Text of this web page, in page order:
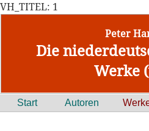
VH_TITEL: 1
Peter
Die
Werke
Start Autoren